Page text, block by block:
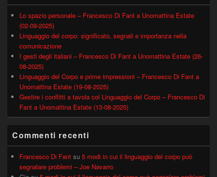
Lo spazio personale – Francesco Di Fant a Unomattina Estate
(02-09-2025)
Linguaggio del corpo: significato, segnali e importanza nella
comunicazione
I gesti degli italiani – Francesco Di Fant a Unomattina Estate (26-
08-2025)
Linguaggio del Corpo e prime impressioni – Francesco Di Fant a
Unomattina Estate (19-08-2025)
Gestire i conflitti a tavola col Linguaggio del Corpo – Francesco Di
Fant a Unomattina Estate (13-08-2025)
Commenti recenti
Francesco Di Fant su 5 modi in cui il linguaggio del corpo può
segnalare problemi – Joe Navarro